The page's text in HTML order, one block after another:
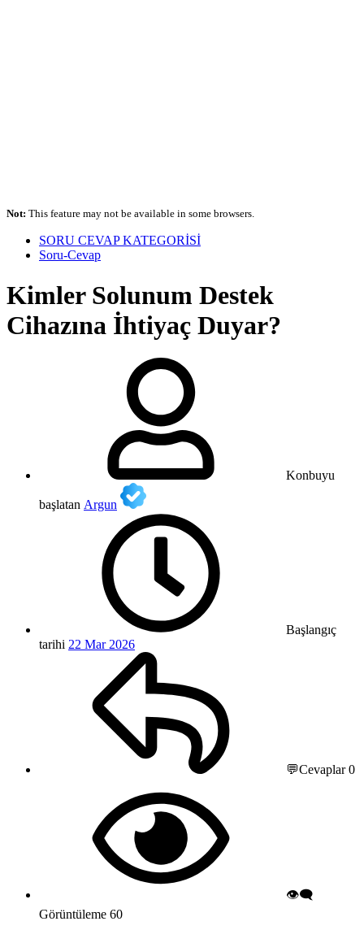
Not: This feature may not be available in some browsers.
SORU CEVAP KATEGORİSİ
Soru-Cevap
Kimler Solunum Destek
Cihazına İhtiyaç Duyar?
Konbuyu
başlatan Argun
Başlangıç
tarihi 22 Mar 2026
💬Cevaplar0
👁️‍🗨️
Görüntüleme 60